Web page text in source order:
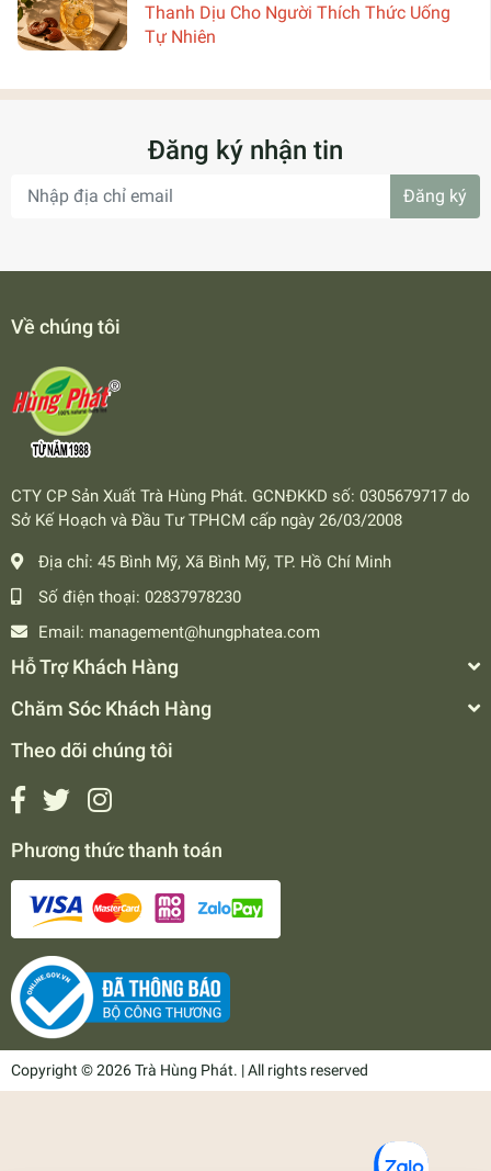
Thanh Dịu Cho Người Thích Thức Uống
Tự Nhiên
Đăng ký nhận tin
Đăng ký
Về chúng tôi
CTY CP Sản Xuất Trà Hùng Phát. GCNĐKKD số: 0305679717 do
Sở Kế Hoạch và Đầu Tư TPHCM cấp ngày 26/03/2008
Địa chỉ: 45 Bình Mỹ, Xã Bình Mỹ, TP. Hồ Chí Minh
Số điện thoại: 02837978230
Email: management@hungphatea.com
Hỗ Trợ Khách Hàng
Chăm Sóc Khách Hàng
Theo dõi chúng tôi
Phương thức thanh toán
Copyright © 2026 Trà Hùng Phát. | All rights reserved